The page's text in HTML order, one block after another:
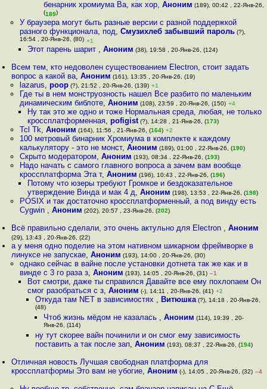
бенарник хромиума Ва, как хор, Аноним (189), 00:42 , 22-Янв-26,
(189)
У браузера могут быть разные версии с разной поддержкой
разного функционала, под, Смузихлеб забывший пароль(?),
16:54 , 20-Янв-26, (80) +1
Этот парень шарит , Аноним (38), 19:58 , 20-Янв-26, (124)
Всем тем, кто недоволен существованием Electron, стоит задать
вопрос а какой ва,Аноним (161), 13:35 , 20-Янв-26, (19)
lazarus, poop(?), 21:52 , 20-Янв-26, (139) +1
Где ты в нем монструозность нашел Все разбито по маленьким
динамическим библоте, Аноним (108), 23:59 , 20-Янв-26, (150) +4
Ну так это же одно и тоже Нормальная среда, любая, не только
кроссплатформенная, pofigist(?), 14:28 , 21-Янв-26, (173)
Tcl Tk, Аноним (164), 11:56 , 21-Янв-26, (164) +2
100 метровый бинарник Хромиума в комплекте к каждому
калькулятору - это не монст, Аноним (189), 01:00 , 22-Янв-26, (190)
Скрыто модератором, Аноним (193), 08:34 , 22-Янв-26, (193)
Надо начать с самого главного вопроса а зачем вам вообще
кроссплатформа Эта т, Аноним (196), 10:43 , 22-Янв-26, (196)
Потому что юзеры требуют Громкое и бездоказательное
утверждение Винда и мак 4 д, Аноним (198), 13:53 , 22-Янв-26, (198)
POSIX и так достаточно кроссплатформенный, а под винду есть
Cygwin , Аноним (202), 20:57 , 23-Янв-26, (202)
Всё правильно сделали, это очень актульно для Electron ,Аноним
(29), 13:43 , 20-Янв-26, (22)
а у меня одно поделие на этом нативном шикарном фреймворке в
линуксе не запускае,Аноним (193), 14:00 , 20-Янв-26, (30)
однако сейчас в вайне после установки дотнета так же как и в
винде с 3 го раза з, Аноним (193), 14:05 , 20-Янв-26, (31) –1
Вот смотри, даже ты справился Давайте все ему похлопаем Он
смог разобраться с з, Аноним (-), 14:11 , 20-Янв-26, (41) +2
Откуда там NET в зависимостях , Витюшка (?), 14:18 , 20-Янв-26,
(48)
Чтоб жизнь мёдом не казалась , Аноним (114), 19:39 , 20-
Янв-26, (114)
ну тут скорее вайн починили и он смог ему зависимость
поставить а так после зап,Аноним (193), 08:37 , 22-Янв-26, (194)
Отличная новость Лучшая свободная платформа для
кроссплатформы Это вам не убогие,Аноним (-), 14:05 , 20-Янв-26, (32) –4